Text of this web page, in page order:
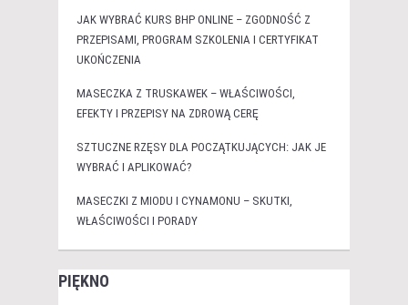
JAK WYBRAĆ KURS BHP ONLINE – ZGODNOŚĆ Z
PRZEPISAMI, PROGRAM SZKOLENIA I CERTYFIKAT
UKOŃCZENIA
MASECZKA Z TRUSKAWEK – WŁAŚCIWOŚCI,
EFEKTY I PRZEPISY NA ZDROWĄ CERĘ
SZTUCZNE RZĘSY DLA POCZĄTKUJĄCYCH: JAK JE
WYBRAĆ I APLIKOWAĆ?
MASECZKI Z MIODU I CYNAMONU – SKUTKI,
WŁAŚCIWOŚCI I PORADY
PIĘKNO